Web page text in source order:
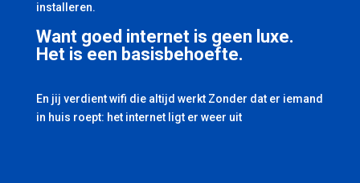
installeren.
Want goed internet is geen luxe.
Het is een basisbehoefte.
En jij verdient wifi die altijd werkt Zonder dat er iemand
in huis roept: het internet ligt er weer uit